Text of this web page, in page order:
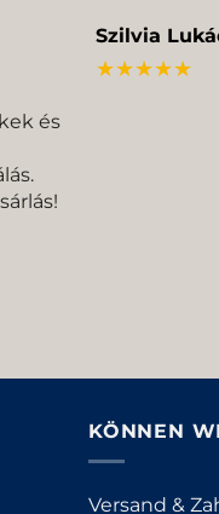
és
Szilvia
★★★★★
KÖNNEN
Versand &